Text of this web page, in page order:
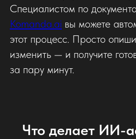
Специалистом по
Komanda.ai вы можете
этот процесс. Просто
изменить — и получите
за пару минут.
Что делает ИИ-